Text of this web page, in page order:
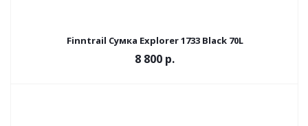
Finntrail Сумка Explorer 1733 Black 70L
8 800 р.